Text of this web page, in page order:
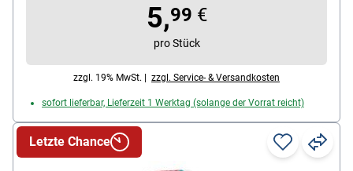
aufgedruckte Bedienungsanleitung, Verschluss:
hellgrün / mit Griff / mit Pump-Mechanismus /
Messing-Sprühdüse, Sprüh-Arten: stufenlos einstellbar
zwischen Nebel und kräftigem Strahl, Gewicht (leer):
270 g, Füllmenge: 1,5 Liter Flüssigkeit, Material: PE
und Messing, Lieferumfang: 1 Wassersprühflasche
5,99 €
pro Stück
zzgl. 19% MwSt. | zzgl. Service- & Versandkosten
sofort lieferbar, Lieferzeit 1 Werktag (solange der Vorrat reicht)
Letzte Chance